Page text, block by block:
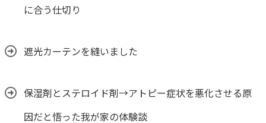
に合う仕切り
遮光カーテンを縫いました
保湿剤とステロイド剤→アトピー症状を悪化させる原
因だと悟った我が家の体験談